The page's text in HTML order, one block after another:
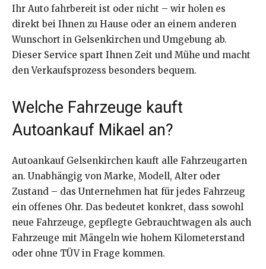
Ihr Auto fahrbereit ist oder nicht – wir holen es
direkt bei Ihnen zu Hause oder an einem anderen
Wunschort in Gelsenkirchen und Umgebung ab.
Dieser Service spart Ihnen Zeit und Mühe und macht
den Verkaufsprozess besonders bequem.
Welche Fahrzeuge kauft
Autoankauf Mikael an?
Autoankauf Gelsenkirchen kauft alle Fahrzeugarten
an. Unabhängig von Marke, Modell, Alter oder
Zustand – das Unternehmen hat für jedes Fahrzeug
ein offenes Ohr. Das bedeutet konkret, dass sowohl
neue Fahrzeuge, gepflegte Gebrauchtwagen als auch
Fahrzeuge mit Mängeln wie hohem Kilometerstand
oder ohne TÜV in Frage kommen.